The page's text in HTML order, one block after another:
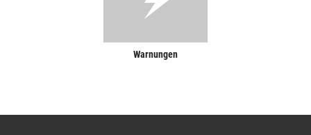
Warnungen